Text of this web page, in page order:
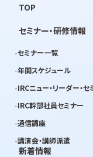
TOP
セミナー・研修情報
セミナー一覧
年間スケジュール
IRCニュー・リーダー・セ
IRC幹部社員セミナー
通信講座
講演会・講師派遣
新着情報